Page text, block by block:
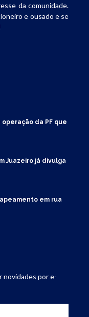
da comunidade.
e ousado e se
da PF que
Juazeiro já divulga
em rua
novidades por e-